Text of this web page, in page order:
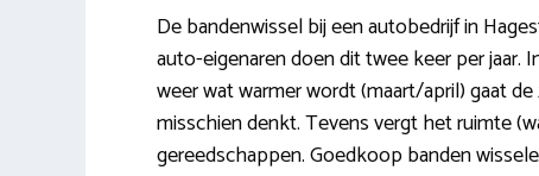
De bandenwissel bij een autobedrijf in
auto-eigenaren doen dit twee keer per jaar.
weer wat warmer wordt (maart/april) gaat
misschien denkt. Tevens vergt het ruimte
gereedschappen. Goedkoop banden